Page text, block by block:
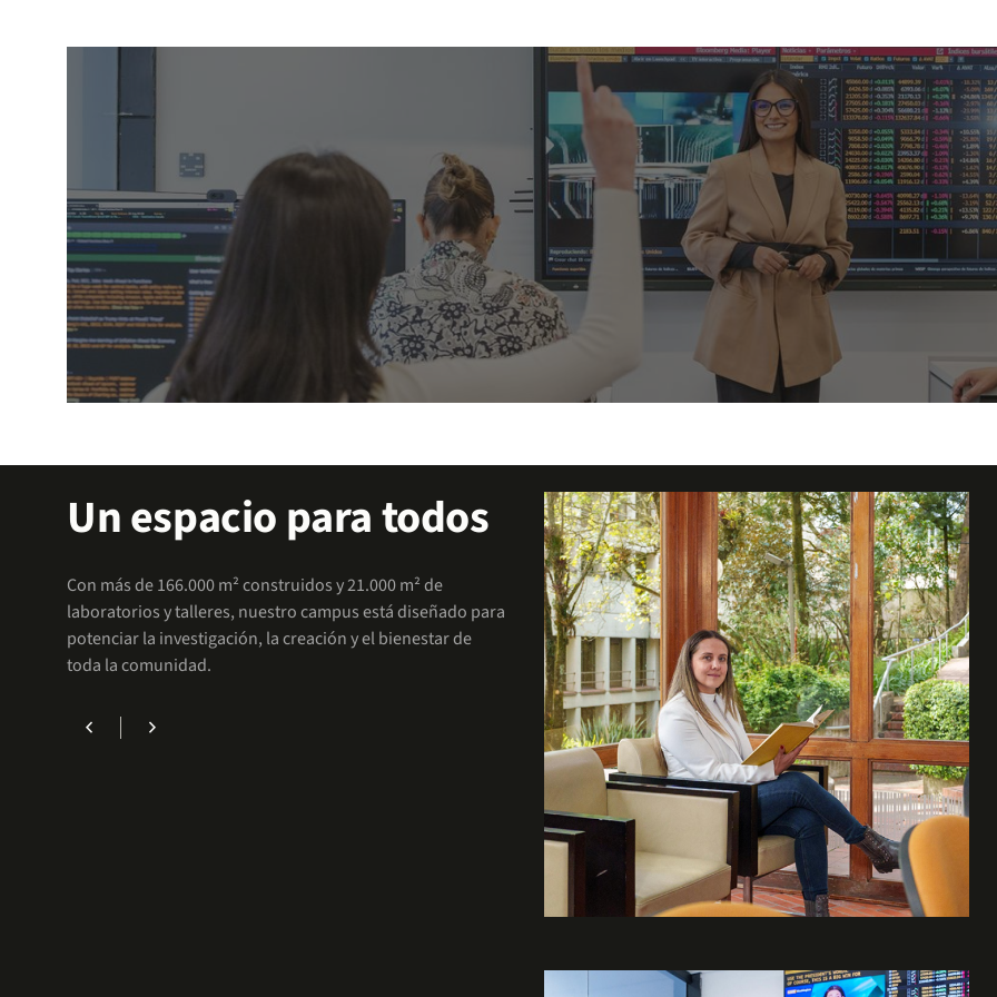
Explora nuestros apoyos financieros
Accede a facilidades que te permitirán enfocarte en lo más importante: tu formación académica.
Un espacio para todos
Con más de 166.000 m² construidos y 21.000 m² de
laboratorios y talleres, nuestro campus está diseñado para
potenciar la investigación, la creación y el bienestar de
toda la comunidad.
chevron_left chevron_right